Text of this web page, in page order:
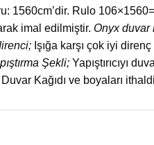
1560cm’dir. Rulo
imal edilmiştir. Onyx duvar
Işığa karşı çok iyi
Şekli; Yapıştırıcıyı
Kağıdı ve boyaları